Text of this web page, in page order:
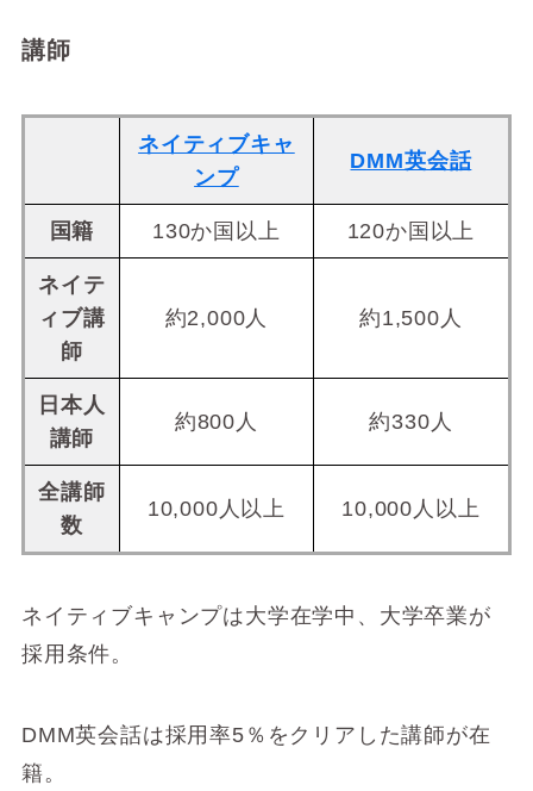
講師
ネイティブキャ
ンプ
DMM英会話
国籍 130か国以上 120か国以上
ネイテ
ィブ講
師
約2,000人 約1,500人
日本人
講師
約800人 約330人
全講師
数
10,000人以上 10,000人以上
ネイティブキャンプは大学在学中、大学卒業が
採用条件。
DMM英会話は採用率5％をクリアした講師が在
籍。